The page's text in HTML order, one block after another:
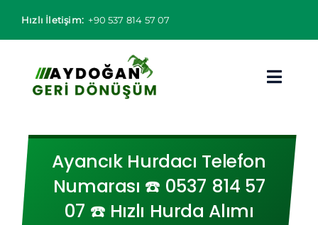
Hızlı İletişim: +90 537 814 57 07
Hurda Fiyatları
Hizmet Bölgeleri
Ayancık Hurdacı Telefon
Numarası ☎️ 0537 814 57
07 ☎️ Hızlı Hurda Alımı